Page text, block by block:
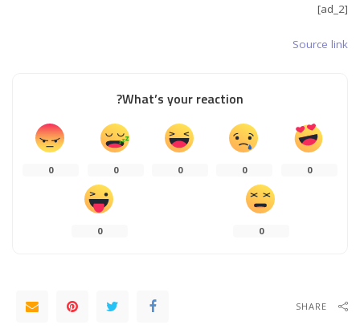
[ad_2]
Source link
What’s your reaction?
0
0
0
0
0
0
0
SHARE